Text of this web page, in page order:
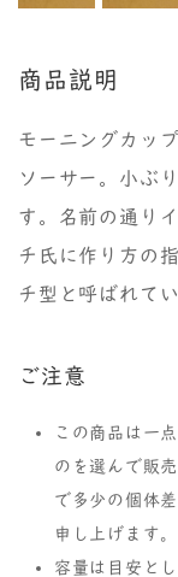
商品説明
モーニングカッ
ソーサー。小ぶ
す。名前の通り
チ氏に作り方の
チ型と呼ばれてい
ご注意
この商品は一
のを選んで販
で多少の個体
申し上げます。
容量は目安と